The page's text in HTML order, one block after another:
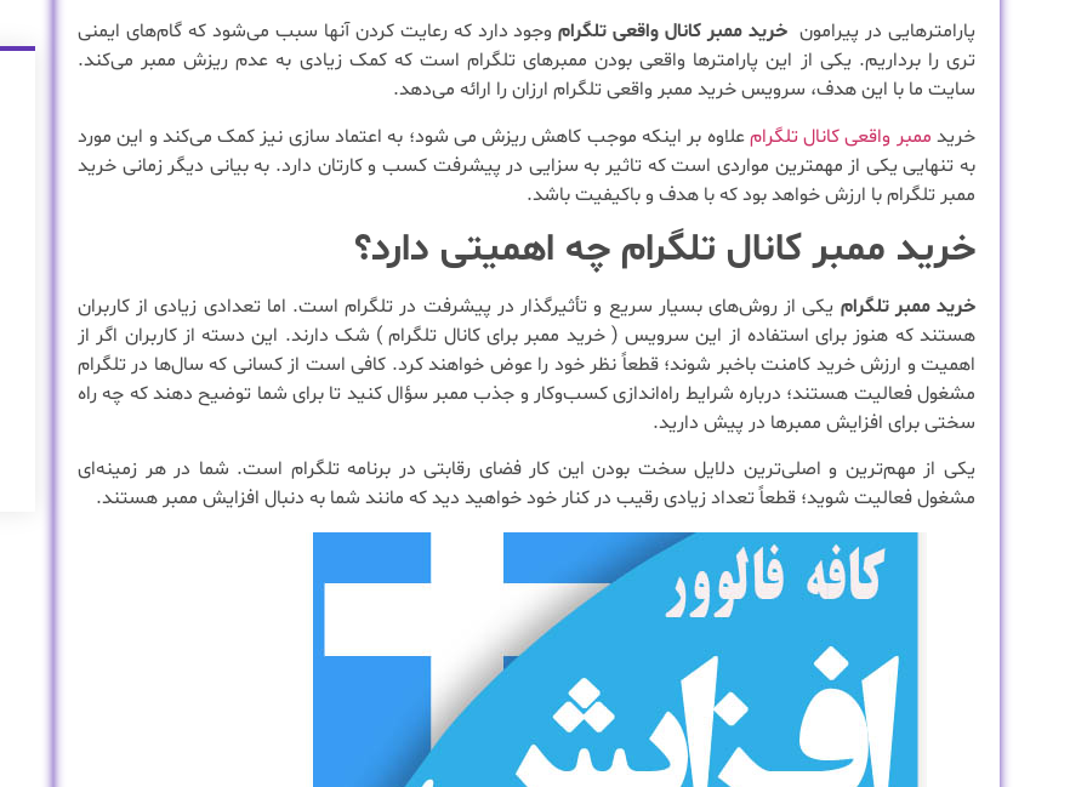
پارامترهایی در پیرامون خرید ممبر کانال واقعی تلگراموجود دارد که رعایت کردن آنها سبب می‌شود که گام‌های ایمنی
تری را برداریم. یکی از این پارامترها واقعی بودن ممبرهای تلگرام است که کمک زیادی به عدم ریزش ممبر می‌کند.
سایت ما با این هدف، سرویس خرید ممبر واقعی تلگرام ارزان را ارائه می‌دهد.
خرید ممبر واقعی کانال تلگرامعلاوه بر اینکه موجب کاهش ریزش می شود؛ به اعتماد سازی نیز کمک می‌کند و این مورد
به تنهایی یکی از مهمترین مواردی است که تاثیر به سزایی در پیشرفت کسب و کارتان دارد. به بیانی دیگر زمانی خرید
ممبر تلگرام با ارزش خواهد بود که با هدف و باکیفیت باشد.
خرید ممبر کانال تلگرام چه اهمیتی دارد؟
خرید ممبر تلگرام یکی از روش‌های بسیار سریع و تأثیرگذار در پیشرفت در تلگرام است. اما تعدادی زیادی از کاربران
هستند که هنوز برای استفاده از این سرویس ( خرید ممبر برای کانال تلگرام ) شک دارند. این دسته از کاربران اگر از
اهمیت و ارزش خرید کامنت باخبر شوند؛ قطعاً نظر خود را عوض خواهند کرد. کافی است از کسانی که سال‌ها در تلگرام
مشغول فعالیت هستند؛ درباره شرایط راه‌اندازی کسب‌وکار و جذب ممبر سؤال کنید تا برای شما توضیح دهند که چه راه
سختی برای افزایش ممبرها در پیش دارید.
یکی از مهم‌ترین و اصلی‌ترین دلایل سخت بودن این کار فضای رقابتی در برنامه تلگرام است. شما در هر زمینه‌ای
مشغول فعالیت شوید؛ قطعاً تعداد زیادی رقیب در کنار خود خواهید دید که مانند شما به دنبال افزایش ممبر هستند.